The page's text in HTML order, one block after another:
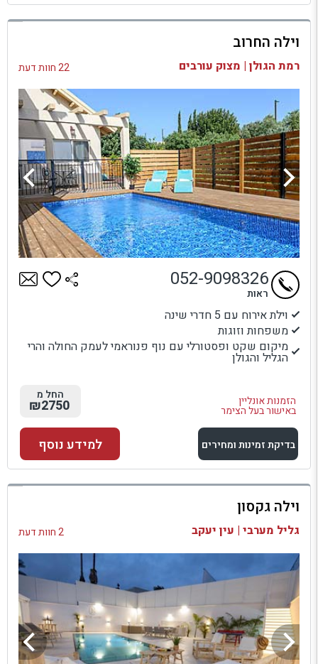
למתחם זה
בדיקת זמינות ומחירים
וילה החרוב
רמת הגולן | מצוק עורבים 22 חוות דעת
וילת אירוח עם 5 חדרי שינה
משפחות וזוגות
מיקום שקט ופסטורלי עם נוף פנוראמי לעמק החולה והרי
הגליל והגולן
הזמנות אונליין
באישור בעל הצימר
052-9098326
ראות
החל מ
₪2750
בדיקת זמינות ומחירים
למתחם זה
בדיקת זמינות ומחירים
למידע נוסף
וילה גקסון
גליל מערבי | עין יעקב 2 חוות דעת